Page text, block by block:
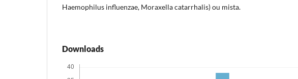
Haemophilus influenzae, Moraxella catarrhalis) ou mista.
Downloads